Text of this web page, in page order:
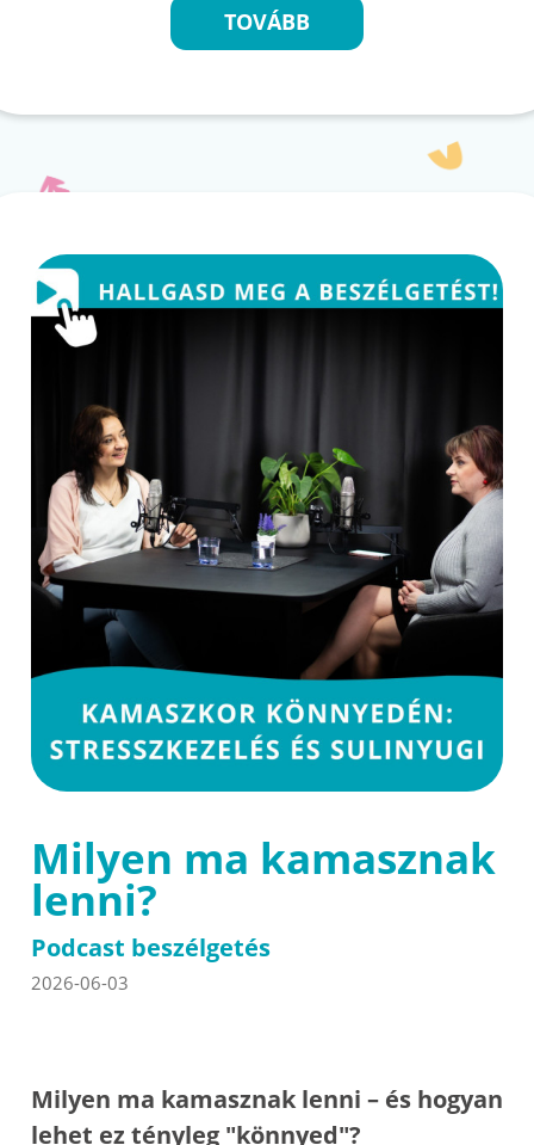
TOVÁBB
Milyen ma kamasznak
lenni?
Podcast beszélgetés
2026-06-03
Milyen ma kamasznak lenni – és hogyan
lehet ez tényleg "könnyed"?